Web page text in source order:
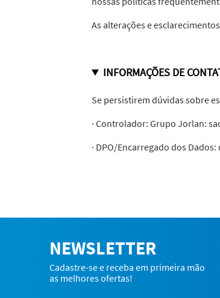
As alterações e
INFORMAÇÕES DE
Se persistirem dúvidas sobre
· Controlador: Grupo Jorlan:
· DPO/Encarregado dos
NEWSLETTER
Cadastre-se e receba em primeira mão
as melhores ofertas!